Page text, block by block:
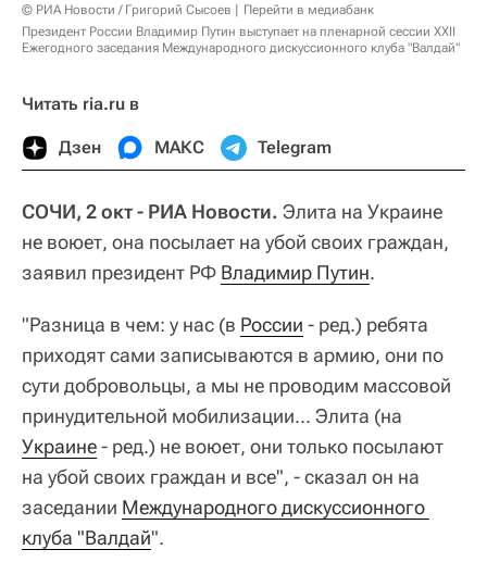
© РИА Новости / Григорий Сысоев
Перейти в медиабанк
Президент России Владимир Путин выступает на пленарной сессии XXII
Ежегодного заседания Международного дискуссионного клуба "Валдай"
Читать ria.ru в
Дзен МАКС Telegram
СОЧИ, 2 окт - РИА Новости. Элита на Украине
не воюет, она посылает на убой своих граждан,
заявил президент РФ Владимир Путин.
"Разница в чем: у нас (в России - ред.) ребята
приходят сами записываются в армию, они по
сути добровольцы, а мы не проводим массовой
принудительной мобилизации... Элита (на
Украине- ред.) не воюет, они только посылают
на убой своих граждан и все", - сказал он на
заседании Международного дискуссионного
клуба "Валдай".